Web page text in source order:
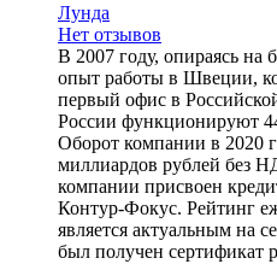
Лунда
Нет отзывов
В 2007 году, опираясь на
опыт работы в Швеции,
первый офис в
России функционируют
Оборот компании в 2020
миллиардов рублей без
компании присвоен
Контур-Фокус. Рейтинг
является актуальным на
был получен сертификат